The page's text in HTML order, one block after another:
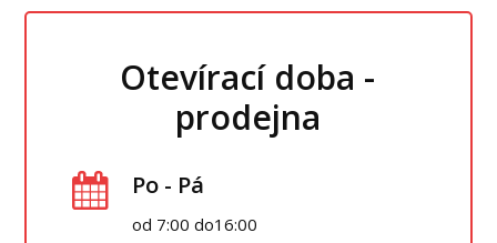
Otevírací doba -
prodejna
Po - Pá
od 7:00 do16:00